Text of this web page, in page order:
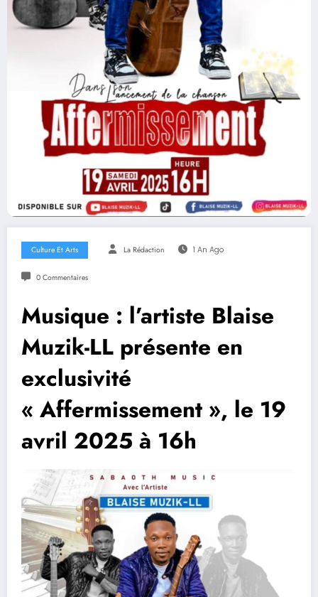
Culture Et Arts La Rédaction 1 An Ago
0 Commentaires
Musique : l’artiste Blaise
Muzik-LL présente en
exclusivité
« Affermissement », le 19
avril 2025 à 16h